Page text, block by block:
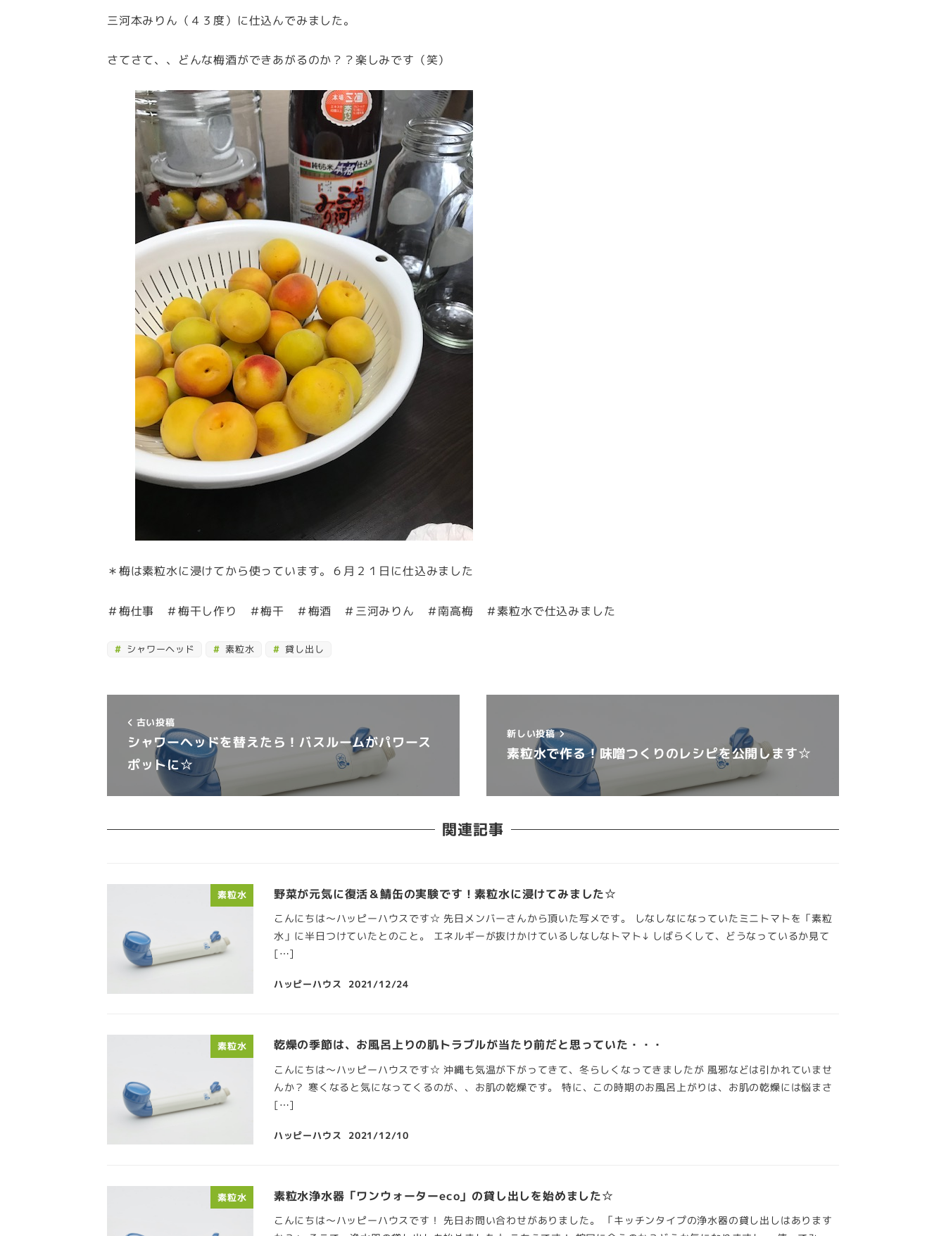
三河本みりん（４３度）に仕込んでみました。
さてさて、、どんな梅酒ができあがるのか？？楽しみです（笑）
＊梅は素粒水に浸けてから使っています。６月２１日に仕込みました
＃梅仕事 ＃梅干し作り ＃梅干 ＃梅酒 ＃三河みりん ＃南高梅 ＃素粒水で仕込みました
シャワーヘッド 素粒水 貸し出し
古い投稿
シャワーヘッドを替えたら！バスルームがパワース
ポットに☆
新しい投稿
素粒水で作る！味噌つくりのレシピを公開します☆
関連記事
素粒水 野菜が元気に復活＆鯖缶の実験です！素粒水に浸けてみました☆
こんにちは～ハッピーハウスです☆ 先日メンバーさんから頂いた写メです。 しなしなになっていたミニトマトを「素粒
水」に半日つけていたとのこと。 エネルギーが抜けかけているしなしなトマト↓ しばらくして、どうなっているか見て
[…]
ハッピーハウス 2021/12/24
素粒水 乾燥の季節は、お風呂上りの肌トラブルが当たり前だと思っていた・・・
こんにちは～ハッピーハウスです☆ 沖縄も気温が下がってきて、冬らしくなってきましたが 風邪などは引かれていませ
んか？ 寒くなると気になってくるのが、、お肌の乾燥です。 特に、この時期のお風呂上がりは、お肌の乾燥には悩まさ
[…]
ハッピーハウス 2021/12/10
素粒水 素粒水浄水器「ワンウォーターeco」の貸し出しを始めました☆
こんにちは～ハッピーハウスです！ 先日お問い合わせがありました。 「キッチンタイプの浄水器の貸し出しはあります